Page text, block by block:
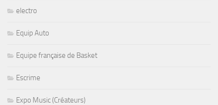
electro
Equip Auto
Equipe française de Basket
Escrime
Expo Music (Créateurs)